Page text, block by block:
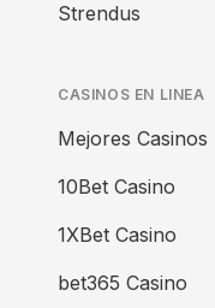
Strendus
CASINOS EN LINEA
Mejores Casinos
10Bet Casino
1XBet Casino
bet365 Casino